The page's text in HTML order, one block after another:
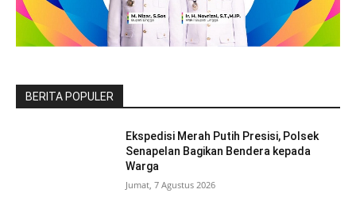
BERITA POPULER
Ekspedisi Merah Putih Presisi, Polsek
Senapelan Bagikan Bendera kepada
Warga
Jumat, 7 Agustus 2026